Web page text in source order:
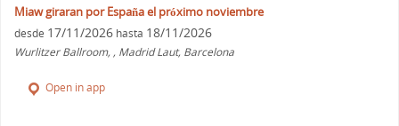
Miaw giraran por España el próximo noviembre
desde 17/11/2026 hasta 18/11/2026
Wurlitzer Ballroom, , Madrid Laut, Barcelona
Open in app